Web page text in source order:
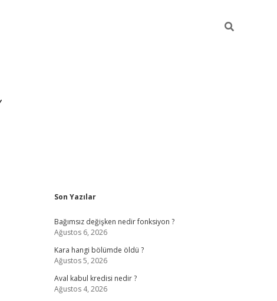
Sidebar
Son Yazılar
Bağımsız değişken nedir fonksiyon ?
Ağustos 6, 2026
Kara hangi bölümde öldü ?
Ağustos 5, 2026
Aval kabul kredisi nedir ?
Ağustos 4, 2026